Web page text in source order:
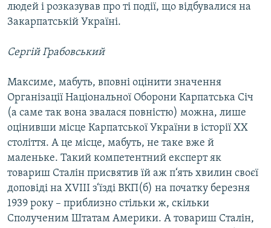
людей і розказував про ті події, що відбувалися на
Закарпатській Україні.
Сергій Грабовський
Максиме, мабуть, вповні оцінити значення
Організації Національної Оборони Карпатська Січ
(а саме так вона звалася повністю) можна, лише
оцінивши місце Карпатської України в історії ХХ
століття. А це місце, мабуть, не таке вже й
маленьке. Такий компетентний експерт як
товариш Сталін присвятив їй аж п‘ять хвилин своєї
доповіді на XVIII з‘їзді ВКП(б) на початку березня
1939 року – приблизно стільки ж, скільки
Сполученим Штатам Америки. А товариш Сталін,